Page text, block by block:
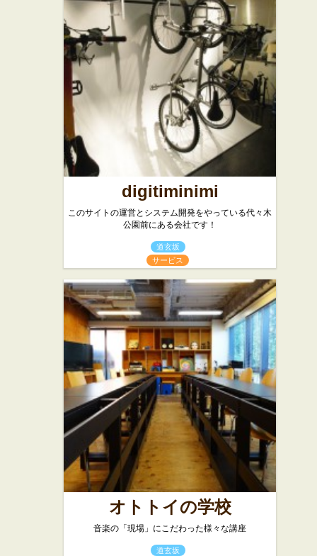
すけ 新宿
店
中華
ー クリー
ム ドーナ
ツ 新宿サ
ザンテラ
ス店
スイーツ
digitiminimi
このサイトの運営とシステム開発をやっている代々木
公園前にある会社です！
道玄坂
サービス
オトトイの学校
音楽の「現場」にこだわった様々な講座
道玄坂